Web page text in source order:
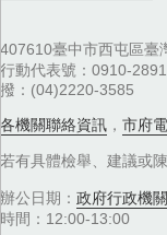
407610臺中市西屯區臺
行動代表號：0910-
撥：(04)2220-3585
各機關聯絡資訊 ， 市府
若有具體檢舉、建議或
辦公日期： 政府行政機
時間：12:00-13:00